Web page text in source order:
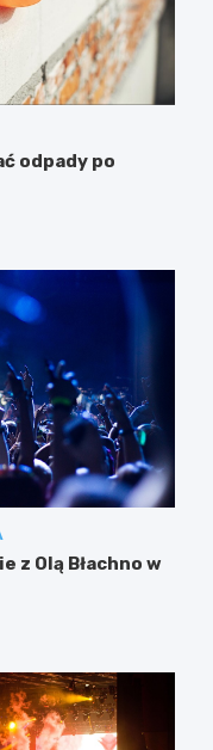
odpady po
z Olą Błachno w